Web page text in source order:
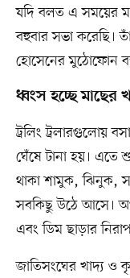
যদি বলত এ সময়ের
বহুবার সভা করেছি।
হোসেনের মুঠোফোন
ধ্বংস হচ্ছে মাছের
ট্রলিং ট্রলারগুলোয়
ঘেঁষে টানা হয়। এতে
থাকা শামুক, ঝিনুক,
সবকিছু উঠে আসে।
এবং ডিম ছাড়ার
জাতিসংঘের খাদ্য ও